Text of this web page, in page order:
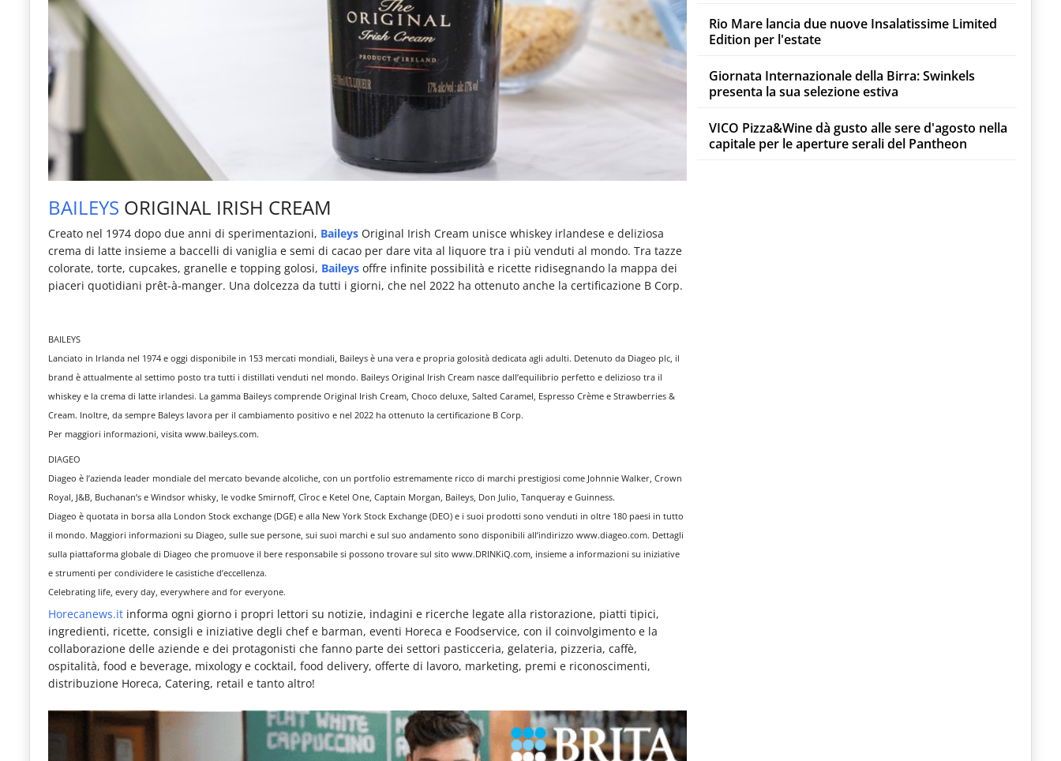
BAILEYS ORIGINAL IRISH CREAM
Creato nel 1974 dopo due anni di sperimentazioni, Baileys Original Irish Cream unisce whiskey irlandese e deliziosa
crema di latte insieme a baccelli di vaniglia e semi di cacao per dare vita al liquore tra i più venduti al mondo. Tra tazze
colorate, torte, cupcakes, granelle e topping golosi, Baileys offre infinite possibilità e ricette ridisegnando la mappa dei
piaceri quotidiani prêt-à-manger. Una dolcezza da tutti i giorni, che nel 2022 ha ottenuto anche la certificazione B Corp.
BAILEYS
Lanciato in Irlanda nel 1974 e oggi disponibile in 153 mercati mondiali, Baileys è una vera e propria golosità dedicata agli adulti. Detenuto da Diageo plc, il
brand è attualmente al settimo posto tra tutti i distillati venduti nel mondo. Baileys Original Irish Cream nasce dall’equilibrio perfetto e delizioso tra il
whiskey e la crema di latte irlandesi. La gamma Baileys comprende Original Irish Cream, Choco deluxe, Salted Caramel, Espresso Crème e Strawberries &
Cream. Inoltre, da sempre Baleys lavora per il cambiamento positivo e nel 2022 ha ottenuto la certificazione B Corp.
Per maggiori informazioni, visita www.baileys.com.
DIAGEO
Diageo è l’azienda leader mondiale del mercato bevande alcoliche, con un portfolio estremamente ricco di marchi prestigiosi come Johnnie Walker, Crown
Royal, J&B, Buchanan’s e Windsor whisky, le vodke Smirnoff, Cîroc e Ketel One, Captain Morgan, Baileys, Don Julio, Tanqueray e Guinness.
Diageo è quotata in borsa alla London Stock exchange (DGE) e alla New York Stock Exchange (DEO) e i suoi prodotti sono venduti in oltre 180 paesi in tutto
il mondo. Maggiori informazioni su Diageo, sulle sue persone, sui suoi marchi e sul suo andamento sono disponibili all’indirizzo www.diageo.com. Dettagli
sulla piattaforma globale di Diageo che promuove il bere responsabile si possono trovare sul sito www.DRINKiQ.com, insieme a informazioni su iniziative
e strumenti per condividere le casistiche d’eccellenza.
Celebrating life, every day, everywhere and for everyone.
Horecanews.it informa ogni giorno i propri lettori su notizie, indagini e ricerche legate alla ristorazione, piatti tipici,
ingredienti, ricette, consigli e iniziative degli chef e barman, eventi Horeca e Foodservice, con il coinvolgimento e la
collaborazione delle aziende e dei protagonisti che fanno parte dei settori pasticceria, gelateria, pizzeria, caffè,
ospitalità, food e beverage, mixology e cocktail, food delivery, offerte di lavoro, marketing, premi e riconoscimenti,
distribuzione Horeca, Catering, retail e tanto altro!
Rio Mare lancia due nuove Insalatissime Limited
Edition per l'estate
Giornata Internazionale della Birra: Swinkels
presenta la sua selezione estiva
VICO Pizza&Wine dà gusto alle sere d'agosto nella
capitale per le aperture serali del Pantheon